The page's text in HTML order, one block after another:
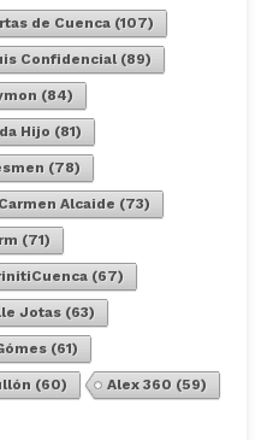
de Cuenca(107)
Confidencial(89)
(84)
Hijo (81)
(78)
Carmen Alcaide (73)
(71)
(67)
Jotas(63)
(61)
(60) Alex 360 (59)